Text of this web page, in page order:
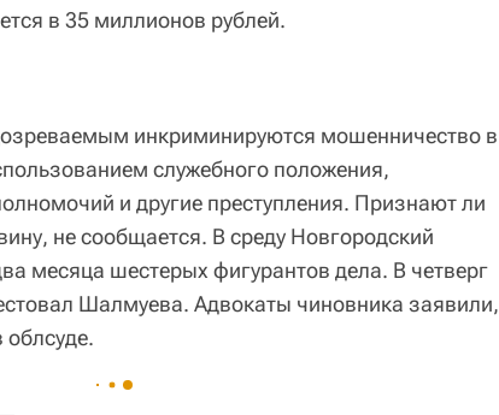
в 35 миллионов рублей.
инкриминируются мошенничество в
служебного положения,
и другие преступления. Признают ли
не сообщается. В среду Новгородский
месяца шестерых фигурантов дела. В четверг
Шалмуева. Адвокаты чиновника заявили,